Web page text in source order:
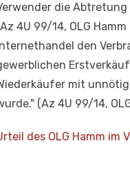
die
4U 99/14, OLG
den
mit
(Az 4U 99/14,
des OLG Hamm im